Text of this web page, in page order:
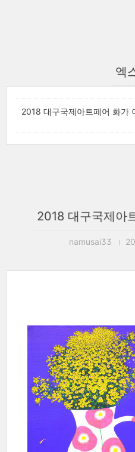
엑
2018 대구국제아트페어 화가
2018 대구국제아
namusai33